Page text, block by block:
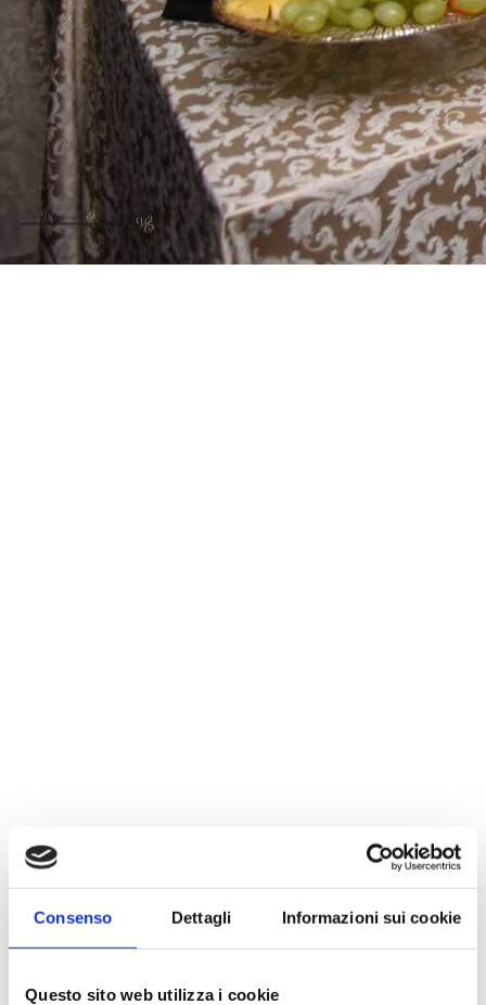
Consenso Dettagli Informazioni sui cookie
Questo sito web utilizza i cookie